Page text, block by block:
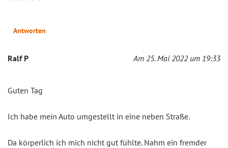
Antworten
Ralf P Am 25. Mai 2022 um 19:33
Guten Tag
Ich habe mein Auto umgestellt in eine neben Straße.
Da körperlich ich mich nicht gut fühlte. Nahm ein fremder